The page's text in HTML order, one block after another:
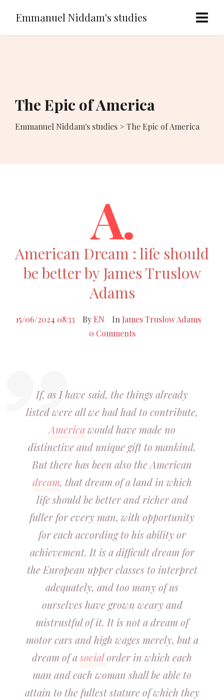
Emmanuel Niddam's studies
The Epic of America
Emmanuel Niddam's studies > The Epic of America
A.
American Dream : life should
be better by James Truslow
Adams
15/06/2024 08:33 By EN In James Truslow Adams
0 Comments
If, as I have said, the things already
listed were all we had had to contribute,
Americawould have made no
distinctive and unique gift to mankind.
But there has been also the American
dream, that dream of a land in which
life should be better and richer and
fuller for every man, with opportunity
for each according to his ability or
achievement. It is a difficult dream for
the European upper classes to interpret
adequately, and too many of us
ourselves have grown weary and
mistrustful of it. It is not a dream of
motor cars and high wages merely, but a
dream of asocialorder in which each
man and each woman shall be able to
attain to the fullest stature of which they